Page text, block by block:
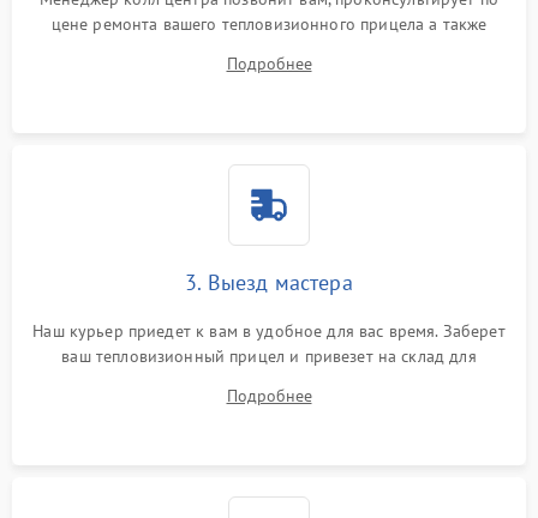
цене ремонта вашего тепловизионного прицела а также
Подробнее
3. Выезд мастера
Наш курьер приедет к вам в удобное для вас время. Заберет
ваш тепловизионный прицел и привезет на склад для
Подробнее